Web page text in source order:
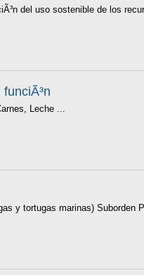
del uso sostenible de los
Leche ...
y tortugas marinas) Suborden